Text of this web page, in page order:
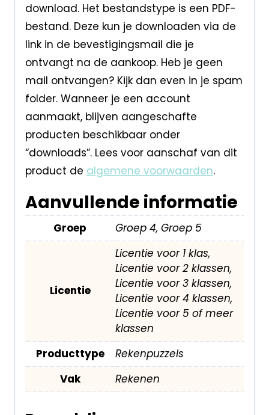
download. Het bestandstype is een PDF-
bestand. Deze kun je downloaden via de
link in de bevestigingsmail die je
ontvangt na de aankoop. Heb je geen
mail ontvangen? Kijk dan even in je spam
folder. Wanneer je een account
aanmaakt, blijven aangeschafte
producten beschikbaar onder
“downloads”. Lees voor aanschaf van dit
product de algemene voorwaarden.
Aanvullende informatie
Groep Groep 4, Groep 5
Licentie
Licentie voor 1 klas,
Licentie voor 2 klassen,
Licentie voor 3 klassen,
Licentie voor 4 klassen,
Licentie voor 5 of meer
klassen
Producttype
Rekenpuzzels
Vak
Rekenen